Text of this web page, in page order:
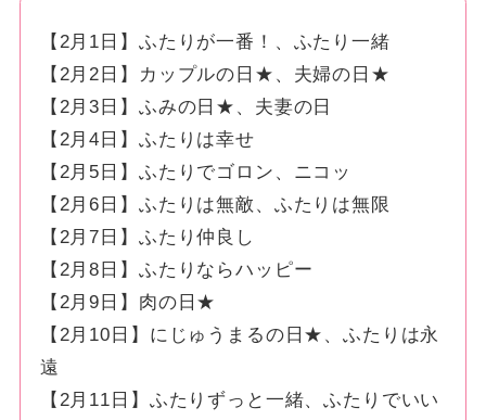
【2月1日】ふたりが一番！、ふたり一緒
【2月2日】カップルの日★、夫婦の日★
【2月3日】ふみの日★、夫妻の日
【2月4日】ふたりは幸せ
【2月5日】ふたりでゴロン、ニコッ
【2月6日】ふたりは無敵、ふたりは無限
【2月7日】ふたり仲良し
【2月8日】ふたりならハッピー
【2月9日】肉の日★
【2月10日】にじゅうまるの日★、ふたりは永
遠
【2月11日】ふたりずっと一緒、ふたりでいい